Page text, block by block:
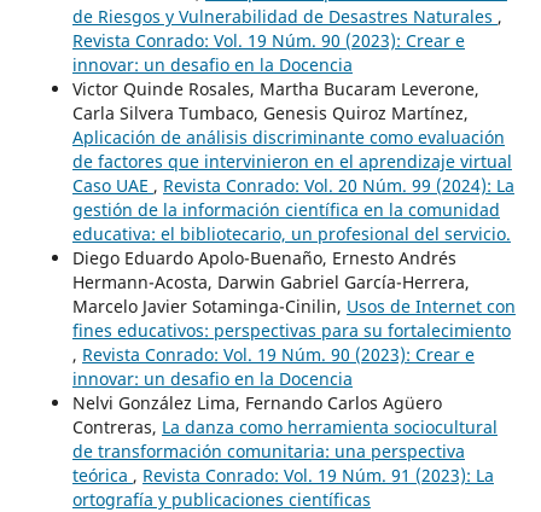
de Riesgos y Vulnerabilidad de Desastres Naturales ,
Revista Conrado: Vol. 19 Núm. 90 (2023): Crear e
innovar: un desafio en la Docencia
Victor Quinde Rosales, Martha Bucaram Leverone,
Carla Silvera Tumbaco, Genesis Quiroz Martínez,
Aplicación de análisis discriminante como evaluación
de factores que intervinieron en el aprendizaje virtual
Caso UAE , Revista Conrado: Vol. 20 Núm. 99 (2024): La
gestión de la información científica en la comunidad
educativa: el bibliotecario, un profesional del servicio.
Diego Eduardo Apolo-Buenaño, Ernesto Andrés
Hermann-Acosta, Darwin Gabriel García-Herrera,
Marcelo Javier Sotaminga-Cinilin, Usos de Internet con
fines educativos: perspectivas para su fortalecimiento
, Revista Conrado: Vol. 19 Núm. 90 (2023): Crear e
innovar: un desafio en la Docencia
Nelvi González Lima, Fernando Carlos Agüero
Contreras, La danza como herramienta sociocultural
de transformación comunitaria: una perspectiva
teórica , Revista Conrado: Vol. 19 Núm. 91 (2023): La
ortografía y publicaciones científicas